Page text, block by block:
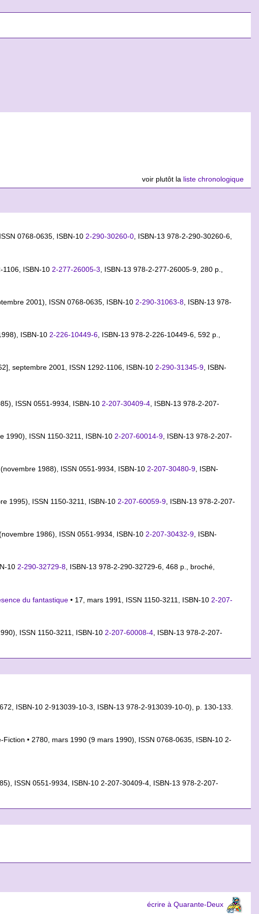
voir plutôt la liste chronologique
0768-0635, ISBN-102-290-30260-0, ISBN-13 978-2-290-30260-6,
ISBN-10 2-277-26005-3 ISBN-13 978-2-277-26005-9 , 280 p.,
2001), ISSN 0768-0635, ISBN-10 2-290-31063-8 ISBN-13 978-
ISBN-10 2-226-10449-6 ISBN-13 978-2-226-10449-6 , 592 p.,
septembre 2001, ISSN 1292-1106, ISBN-102-290-31345-9, ISBN-
ISSN 0551-9934, ISBN-10 2-207-30409-4 ISBN-13 978-2-207-
1990), ISSN 1150-3211, ISBN-10 2-207-60014-9 ISBN-13 978-2-207-
1988), ISSN 0551-9934, ISBN-10 2-207-30480-9 ISBN-
1995), ISSN 1150-3211, ISBN-10 2-207-60059-9 ISBN-13 978-2-207-
1986), ISSN 0551-9934, ISBN-102-207-30432-9, ISBN-
102-290-32729-8, ISBN-13 978-2-290-32729-6, 468 p., broché,
du fantastique • 17, mars 1991, ISSN 1150-3211, ISBN-10 2-207-
ISSN 1150-3211, ISBN-10 2-207-60008-4 ISBN-13 978-2-207-
ISBN-10 2-913039-10-3, ISBN-13 978-2-913039-10-0), p. 130-133.
• 2780, mars 1990 (9 mars 1990), ISSN 0768-0635, ISBN-10 2-
ISSN 0551-9934, ISBN-10 2-207-30409-4, ISBN-13 978-2-207-
écrire à Quarante-Deux